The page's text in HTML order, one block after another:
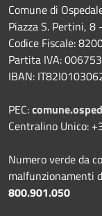
Comune di
Piazza S. Pertini, 8
Codice Fiscale:
Partita IVA:
IBAN:
PEC:
Centralino Unico:
Numero verde da
malfunzionamenti
800.901.050